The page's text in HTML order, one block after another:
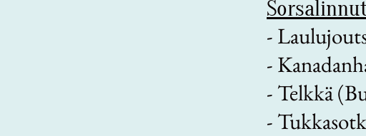
-
-
- Telkkä
-